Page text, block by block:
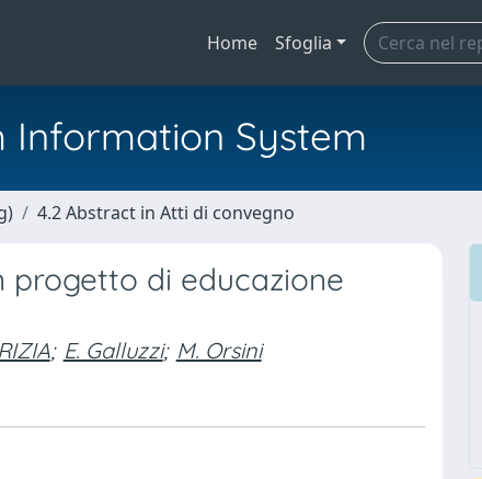
Home Sfoglia
Information System
4.2 Abstract in Atti di convegno
progetto di educazione
; E. Galluzzi; M. Orsini